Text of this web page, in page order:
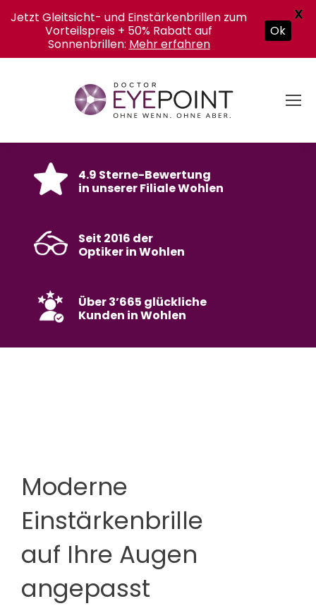
4.9 Sterne-Bewertung
in unserer Filiale Wohlen
Seit 2016 der
Optiker in Wohlen
Über 3’665 glückliche
Kunden in Wohlen
Moderne
Einstärkenbrille
auf Ihre Augen
angepasst
Jetzt Gleitsicht- und Einstärkenbrillen zum
Vorteilspreis + 50% Rabatt auf
Sonnenbrillen: Mehr erfahren
Ok
X